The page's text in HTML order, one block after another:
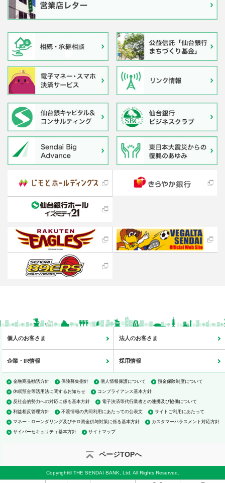
個人のお客さま 法人のお客さま
企業・IR情報 採用情報
金融商品勧誘方針 保険募集指針 個人情報保護について
預金保険制度について
休眠預金等活用法に関するお知らせ
コンプライアンス基本方針
反社会的勢力への対応に係る基本方針
電子決済等代行業者との連携及び協働について
利益相反管理方針
不渡情報の共同利用にあたっての公表文
サイトご利用にあたって
マネー・ローンダリング及びテロ資金供与対策に係る基本方針
カスタマーハラスメント対応方針
サイバーセキュリティ基本方針
サイトマップ
ページTOPへ
Copyright© THE SENDAI BANK, Ltd. All Rights Reserved.